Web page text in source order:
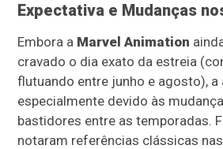
Expectativa e Mudanças
Embora a Marvel Animation
cravado o dia exato da estreia
flutuando entre junho e agosto), a
especialmente devido às
bastidores entre as temporadas.
notaram referências clássicas